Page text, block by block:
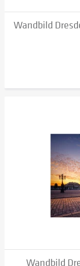
Wandbild
Wandbild